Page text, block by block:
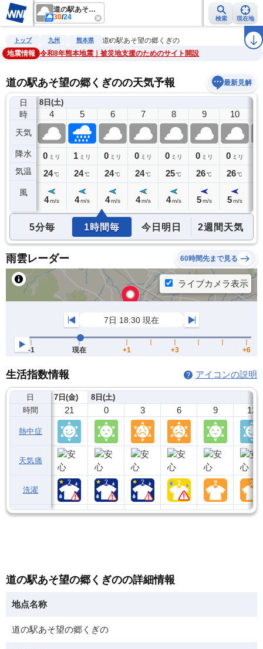
道の駅あそ望の郷くぎの
30/24 検索 現在地
雨雲レーダー 台風情報 地震情報 警報・注意報 ラ
トップ 九州 熊本県
道の駅あそ望の郷くぎの
地震情報
令和8年熊本地震｜被災地支援のためのサイト開設
道の駅あそ望の郷くぎのの天気予報 最新見解
日
時
天気
降水
気温
風
8日(土)
3
0ミリ
24℃
4
0 ミリ
24℃
4 m/s
5
1 ミリ
24℃
4 m/s
6
0 ミリ
24℃
4 m/s
7
0 ミリ
24℃
4 m/s
8
0 ミリ
25℃
4 m/s
9
0 ミリ
26℃
5 m/s
10
0 ミリ
26℃
5 m/s
5分毎 1時間毎 今日明日 2週間天気
雨雲レーダー 60時間先まで見る
生活指数情報 アイコンの説明
日
時間
熱中症
天気痛
洗濯
7日(金)
21
8日(土)
0 3 6 9 12
道の駅あそ望の郷くぎのの詳細情報
地点名称
道の駅あそ望の郷くぎの